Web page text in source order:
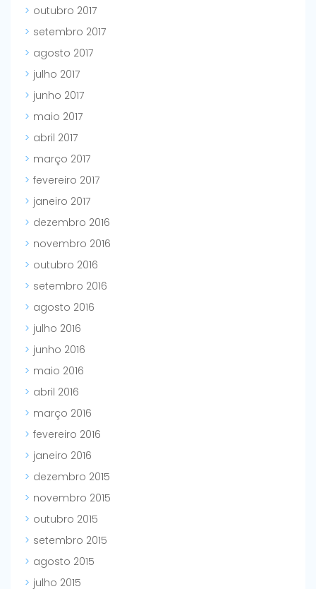
outubro 2017
setembro 2017
agosto 2017
julho 2017
junho 2017
maio 2017
abril 2017
março 2017
fevereiro 2017
janeiro 2017
dezembro 2016
novembro 2016
outubro 2016
setembro 2016
agosto 2016
julho 2016
junho 2016
maio 2016
abril 2016
março 2016
fevereiro 2016
janeiro 2016
dezembro 2015
novembro 2015
outubro 2015
setembro 2015
agosto 2015
julho 2015